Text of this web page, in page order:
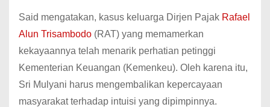
Said mengatakan, kasus keluarga Dirjen Pajak Rafael
Alun Trisambodo (RAT) yang memamerkan
kekayaannya telah menarik perhatian petinggi
Kementerian Keuangan (Kemenkeu). Oleh karena itu,
Sri Mulyani harus mengembalikan kepercayaan
masyarakat terhadap intuisi yang dipimpinnya.